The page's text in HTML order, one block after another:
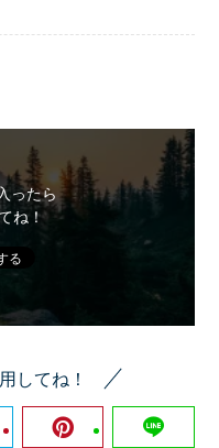
ったら
ね！
してね！